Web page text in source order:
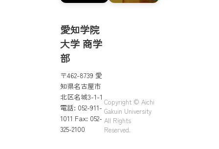
愛知学院
大学 商学
部
〒462-8739 愛
知県名古屋市
北区名城3-1-1
電話: 052-911-
1011 Fax: 052-
325-2100
Copyright © Aichi
Gakuin University
All Rights
Reserved.